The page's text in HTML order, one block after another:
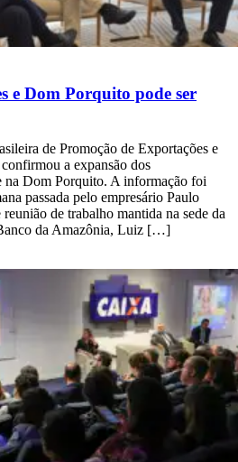
e Dom Porquito pode ser
de Promoção de Exportações e
a expansão dos
na Dom Porquito. A informação foi
passada pelo empresário Paulo
de trabalho mantida na sede da
da Amazônia, Luiz […]